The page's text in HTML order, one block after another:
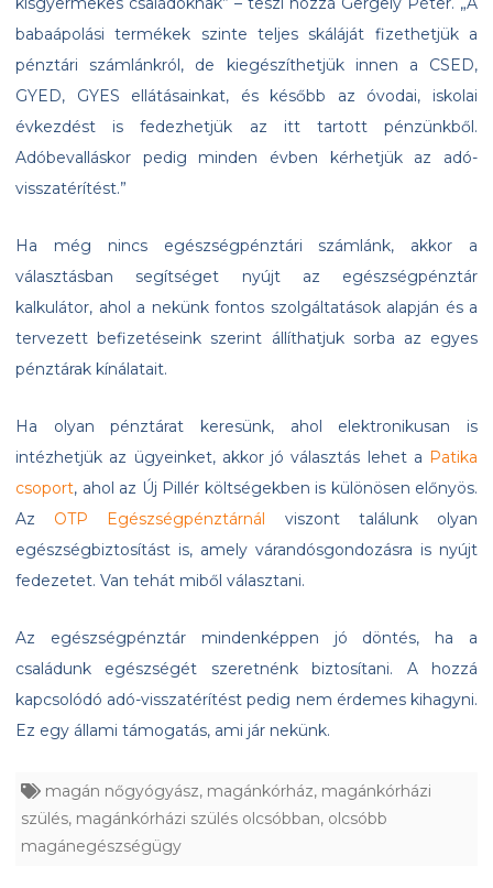
babaápolási termékek szinte teljes skáláját fizethetjük a
pénztári számlánkról, de kiegészíthetjük innen a CSED,
GYED, GYES ellátásainkat, és később az óvodai, iskolai
évkezdést is fedezhetjük az itt tartott pénzünkből.
Adóbevalláskor pedig minden évben kérhetjük az adó-
visszatérítést.”
Ha még nincs egészségpénztári számlánk, akkor a
választásban segítséget nyújt az egészségpénztár
kalkulátor, ahol a nekünk fontos szolgáltatások alapján és a
tervezett befizetéseink szerint állíthatjuk sorba az egyes
pénztárak kínálatait.
Ha olyan pénztárat keresünk, ahol elektronikusan is
intézhetjük az ügyeinket, akkor jó választás lehet a Patika
csoport, ahol az Új Pillér költségekben is különösen előnyös.
Az OTP Egészségpénztárnál
viszont találunk olyan
egészségbiztosítást is, amely várandósgondozásra is nyújt
fedezetet. Van tehát miből választani.
Az egészségpénztár mindenképpen jó döntés, ha a
családunk egészségét szeretnénk biztosítani. A hozzá
kapcsolódó adó-visszatérítést pedig nem érdemes kihagyni.
Ez egy állami támogatás, ami jár nekünk.
magán nőgyógyász, magánkórház, magánkórházi
szülés, magánkórházi szülés olcsóbban, olcsóbb
magánegészségügy